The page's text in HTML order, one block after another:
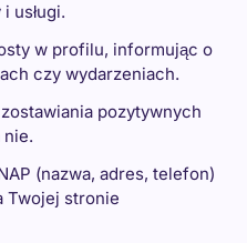
usługi.
w profilu, informując o
czy wydarzeniach.
pozytywnych
(nazwa, adres, telefon)
Twojej stronie